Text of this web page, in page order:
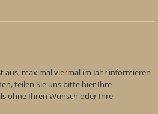
maximal viermal im Jahr informieren
teilen Sie uns bitte hier Ihre
ohne Ihren Wunsch oder Ihre